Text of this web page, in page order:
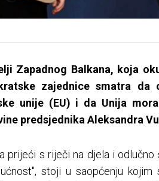
Zapadnog Balkana, koja
zajednice smatra
unije (EU) i da Unija
predsjednika Aleksandra
prijeći s riječi na djela i
stoji u saopćenju